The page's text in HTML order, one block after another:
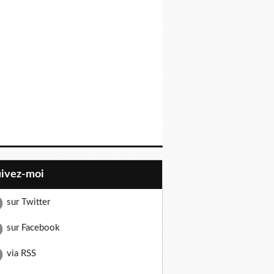
moi
sur Twitter
sur Facebook
via RSS